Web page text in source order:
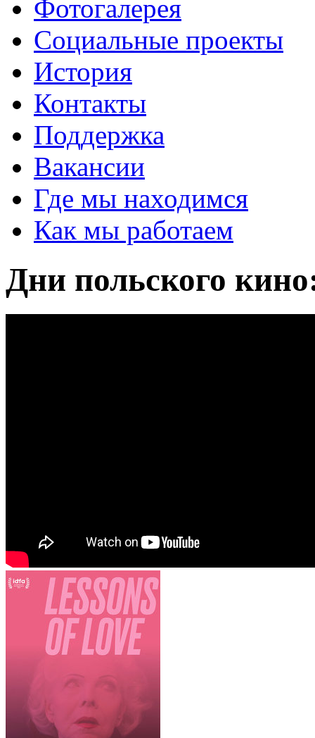
Фотогалерея
Социальные проекты
История
Контакты
Поддержка
Вакансии
Где мы находимся
Как мы работаем
Дни польского